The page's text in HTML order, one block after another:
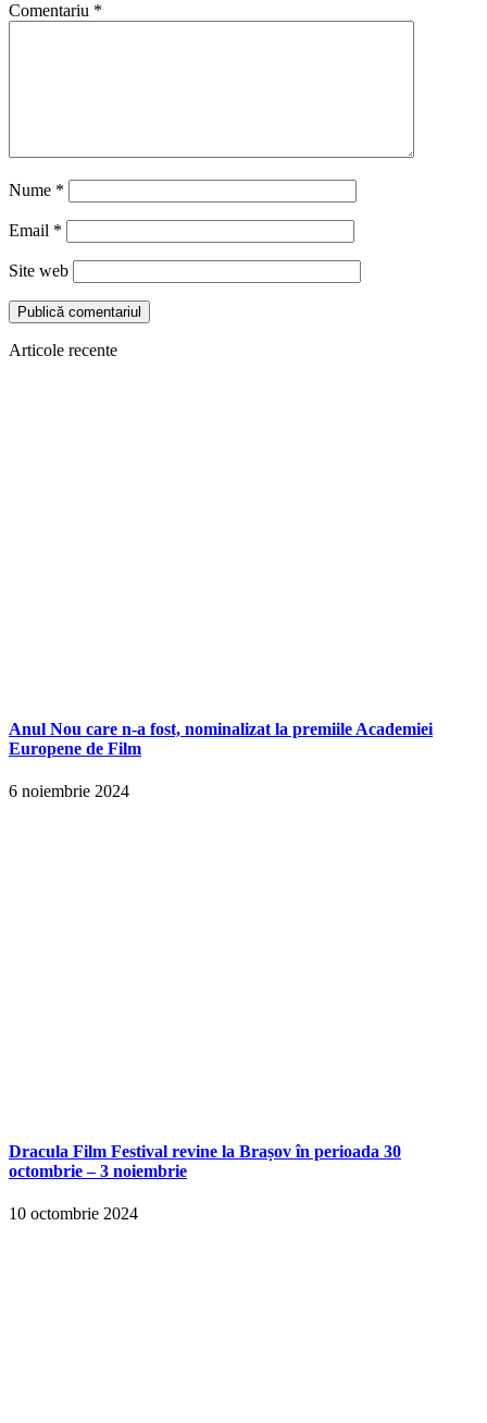
Comentariu *
Nume *
Email *
Site web
Articole recente
Anul Nou care n-a fost, nominalizat la premiile Academiei
Europene de Film
6 noiembrie 2024
Dracula Film Festival revine la Brașov în perioada 30
octombrie – 3 noiembrie
10 octombrie 2024